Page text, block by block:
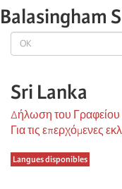
OK
Sri Lanka
Δήλωση του Γραφείου
Για τις επερχόμενες
Langues disponibles
Balasingham